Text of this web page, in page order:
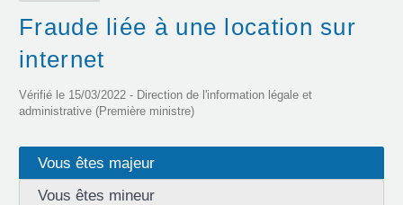
Fraude liée à une location sur
internet
Vérifié le 15/03/2022 - Direction de l'information légale et
administrative (Première ministre)
Vous êtes majeur
Vous êtes mineur